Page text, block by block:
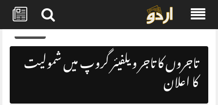
Skip
content
0
تاجروں کا تاجر ویلفیئر گروپ میں شمولیت
کا اعلان